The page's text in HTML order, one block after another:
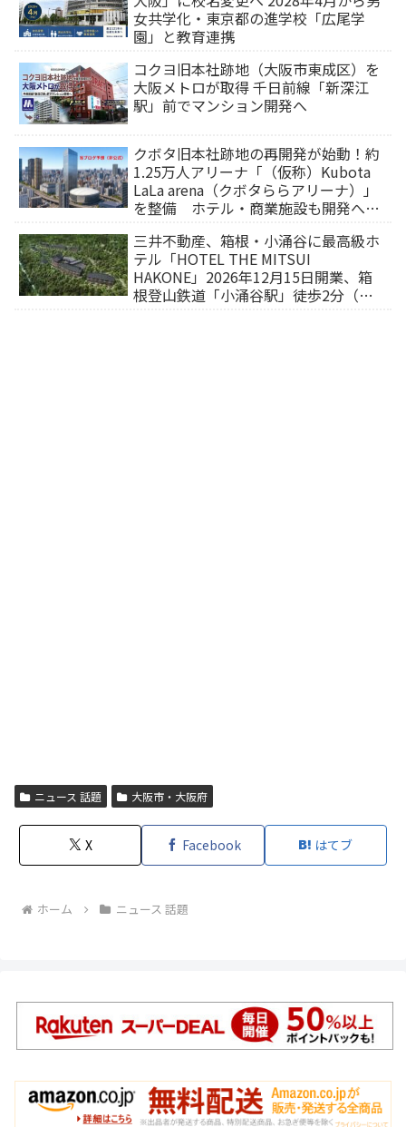
女共学化・東京都の進学校「広尾学
園」と教育連携
コクヨ旧本社跡地（大阪市東成区）を
大阪メトロが取得 千日前線「新深江
駅」前でマンション開発へ
クボタ旧本社跡地の再開発が始動！約
1.25万人アリーナ「（仮称）Kubota
LaLa arena（クボタららアリーナ）」
を整備 ホテル・商業施設も開発へ
三井不動産、箱根・小涌谷に最高級ホ
テル「HOTEL THE MITSUI
HAKONE」2026年12月15日開業、箱
根登山鉄道「小涌谷駅」徒歩2分（旅
ニュース 話題 大阪市・大阪府
X Facebook はてブ
ホーム ニュース 話題